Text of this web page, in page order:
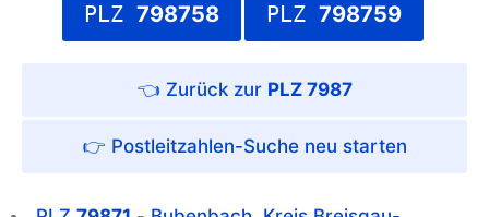
PLZ 798758 PLZ 798759
PLZ 7987
Postleitzahlen-Suche